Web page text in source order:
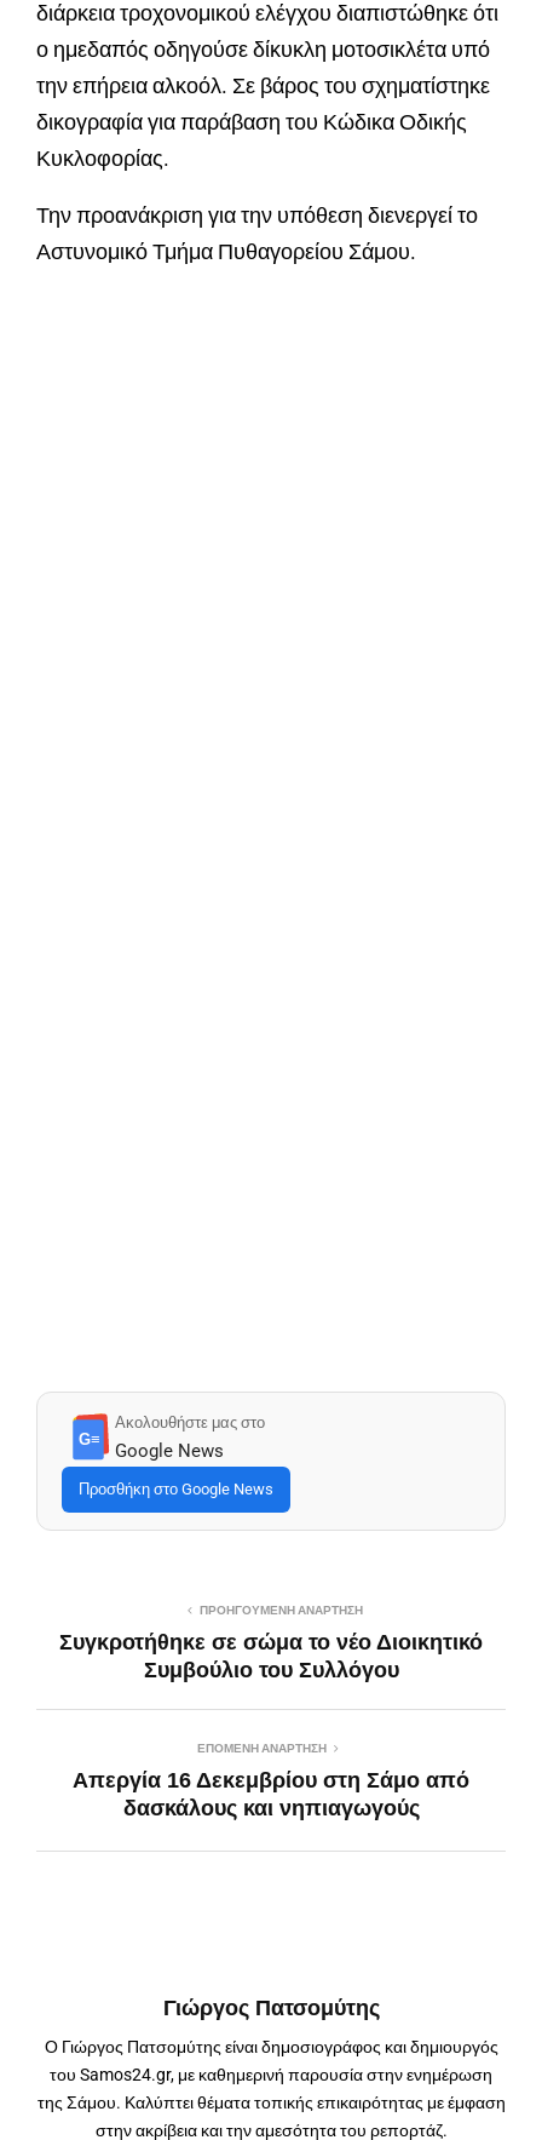
διάρκεια τροχονομικού ελέγχου διαπιστώθηκε ότι
ο ημεδαπός οδηγούσε δίκυκλη μοτοσικλέτα υπό
την επήρεια αλκοόλ. Σε βάρος του σχηματίστηκε
δικογραφία για παράβαση του Κώδικα Οδικής
Κυκλοφορίας.
Την προανάκριση για την υπόθεση διενεργεί το
Αστυνομικό Τμήμα Πυθαγορείου Σάμου.
G≡
Ακολουθήστε μας στο
Google News
Προσθήκη στο Google News
ΠΡΟΗΓΟΎΜΕΝΗ ΑΝΆΡΤΗΣΗ
Συγκροτήθηκε σε σώμα το νέο Διοικητικό
Συμβούλιο του Συλλόγου
ΕΠΌΜΕΝΗ ΑΝΆΡΤΗΣΗ
Απεργία 16 Δεκεμβρίου στη Σάμο από
δασκάλους και νηπιαγωγούς
Γιώργος Πατσομύτης
Ο Γιώργος Πατσομύτης είναι δημοσιογράφος και δημιουργός
του Samos24.gr, με καθημερινή παρουσία στην ενημέρωση
της Σάμου. Καλύπτει θέματα τοπικής επικαιρότητας με έμφαση
στην ακρίβεια και την αμεσότητα του ρεπορτάζ.